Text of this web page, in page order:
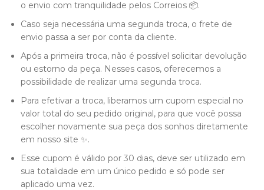
o envio com tranquilidade pelos Correios 📦.
Caso seja necessária uma segunda troca, o frete de
envio passa a ser por conta da cliente.
Após a primeira troca, não é possível solicitar devolução
ou estorno da peça. Nesses casos, oferecemos a
possibilidade de realizar uma segunda troca.
Para efetivar a troca, liberamos um cupom especial no
valor total do seu pedido original, para que você possa
escolher novamente sua peça dos sonhos diretamente
em nosso site ✨.
Esse cupom é válido por 30 dias, deve ser utilizado em
sua totalidade em um único pedido e só pode ser
aplicado uma vez.